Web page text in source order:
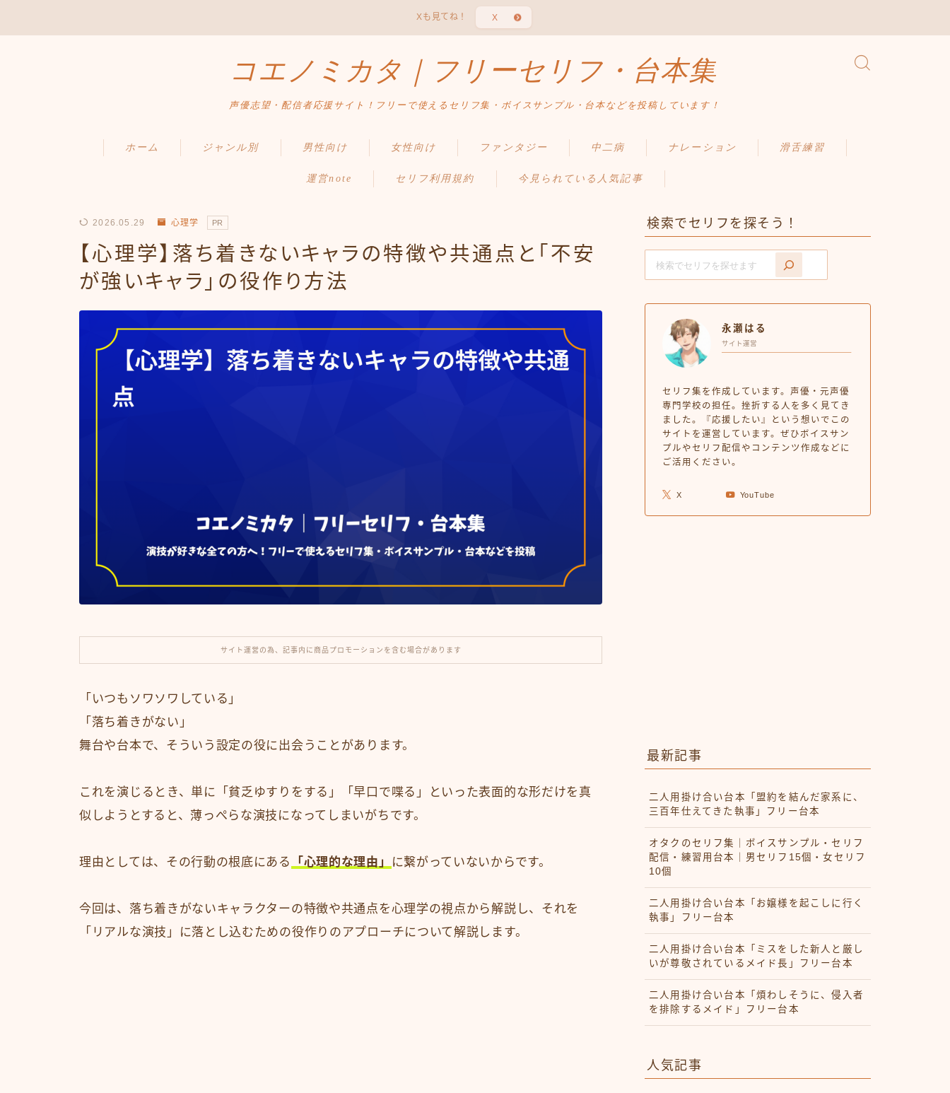
Xも見てね！ X
コエノミカタ｜フリーセリフ・台本集
声優志望・配信者応援サイト！フリーで使えるセリフ集・ボイスサンプル・台本などを投稿しています！
ホーム ジャンル別 男性向け 女性向け ファンタジー 中二病 ナレーション 滑舌練習
運営note セリフ利用規約 今見られている人気記事
2026.05.29 心理学 PR
【心理学】落ち着きないキャラの特徴や共通点と「不安
が強いキャラ」の役作り方法
サイト運営の為、記事内に商品プロモーションを含む場合があります
「いつもソワソワしている」
「落ち着きがない」
舞台や台本で、そういう設定の役に出会うことがあります。
これを演じるとき、単に「貧乏ゆすりをする」「早口で喋る」といった表面的な形だけを真
似しようとすると、薄っぺらな演技になってしまいがちです。
理由としては、その行動の根底にある 「心理的な理由」 に繋がっていないからです。
今回は、落ち着きがないキャラクターの特徴や共通点を心理学の視点から解説し、それを
「リアルな演技」に落とし込むための役作りのアプローチについて解説します。
検索でセリフを探そう！
永瀬はる
サイト運営
セリフ集を作成しています。声優・元声優
専門学校の担任。挫折する人を多く見てき
ました。『応援したい』という想いでこの
サイトを運営しています。ぜひボイスサン
プルやセリフ配信やコンテンツ作成などに
ご活用ください。
X YouTube
最新記事
二人用掛け合い台本「盟約を結んだ家系に、
三百年仕えてきた執事」フリー台本
オタクのセリフ集｜ボイスサンプル・セリフ
配信・練習用台本｜男セリフ15個・女セリフ
10個
二人用掛け合い台本「お嬢様を起こしに行く
執事」フリー台本
二人用掛け合い台本「ミスをした新人と厳し
いが尊敬されているメイド長」フリー台本
二人用掛け合い台本「煩わしそうに、侵入者
を排除するメイド」フリー台本
人気記事